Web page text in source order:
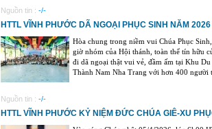
Nguồn tin : -/-
HTTL VĨNH PHƯỚC DÃ NGOẠI PHỤC SINH NĂM 2026
Hòa chung trong niềm vui Chúa Phục
giờ nhóm của Hội thánh, toàn thể tín hữu
đi dã ngoại thật vui vẻ, đầm ấm tại Khu
Thành Nam Nha Trang với hơn 400 người
Nguồn tin : -/-
HTTL VĨNH PHƯỚC KỶ NIỆM ĐỨC CHÚA GIÊ-XU